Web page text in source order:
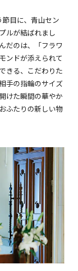
目に、青山セン
ルが結ばれまし
だのは、「フラワ
ンドが添えられて
きる、こだわりた
手の指輪のサイズ
けた瞬間の華やか
ふたりの新しい物